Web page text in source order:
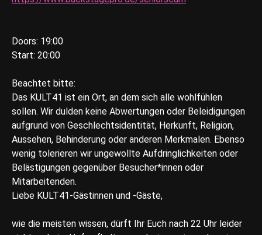
Doors: 19:00
Start: 20:00
Beachtet bitte:
Das KULT41 ist ein Ort, an dem sich alle wohlfühlen
sollen. Wir dulden keine Abwertungen oder Beleidigungen
aufgrund von Geschlechtsidentität, Herkunft, Religion,
Aussehen, Behinderung oder anderen Merkmalen. Ebenso
wenig tolerieren wir ungewollte Aufdringlichkeiten oder
Belästigungen gegenüber Besucher*innen oder
Mitarbeitenden.
Liebe KULT41-Gästinnen und -Gäste,
wie die meisten wissen, dürft Ihr Euch nach 22 Uhr leider